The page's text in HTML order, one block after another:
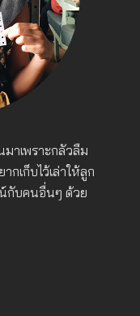
มาเพราะกลัวลืม
เก็บไว้เล่าให้ลูก
กับคนอื่นๆ ด้วย